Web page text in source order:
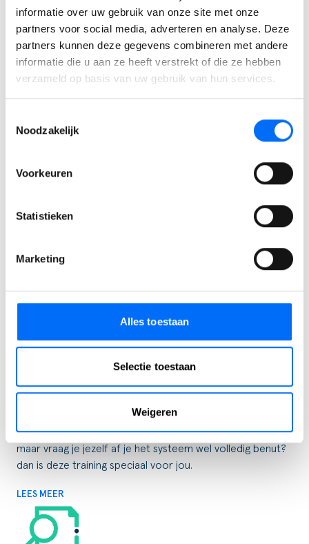
informatie over uw gebruik van onze site met onze
partners voor social media, adverteren en analyse. Deze
partners kunnen deze gegevens combineren met andere
informatie die u aan ze heeft verstrekt of die ze hebben
verzameld op basis van uw gebruik van hun services.
Noodzakelijk
Voorkeuren
Statistieken
Marketing
Alles toestaan
Selectie toestaan
Weigeren
workshops
Finance | Basis
Business Central en werkt je al zo effient als je zou willen?
In deze training, vertellen onze finance consultants je alles
over de nieuwsten en bestaande functionaliteiten die met
je financiele adminstratie te maken hebben.
LEES MEER
Ben je nieuwe in Business Central of werk je al een tijdje
maar vraag je jezelf af je het systeem wel volledig benut?
dan is deze training speciaal voor jou.
LEES MEER